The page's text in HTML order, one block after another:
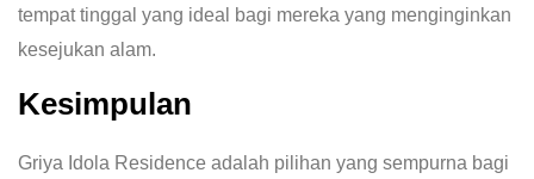
tempat tinggal yang ideal bagi mereka yang menginginkan
kesejukan alam.
Kesimpulan
Griya Idola Residence adalah pilihan yang sempurna bagi